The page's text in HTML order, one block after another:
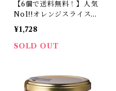
【6個で送料無料！】人気
No1!!オレンジスライスジ
ャム
¥1,728
SOLD OUT